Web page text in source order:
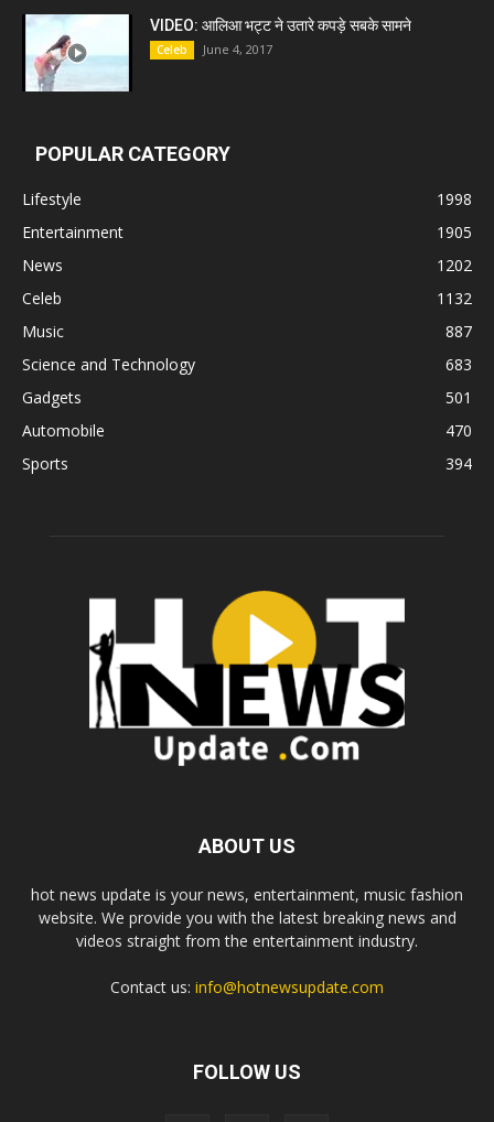
VIDEO: आलिआ भट्ट ने उतारे कपड़े सबके सामने
Celeb June 4, 2017
POPULAR CATEGORY
Lifestyle
1998
Entertainment
1905
News
1202
Celeb
1132
Music
887
Science and Technology
683
Gadgets
501
Automobile
470
Sports
394
ABOUT US
hot news update is your news, entertainment, music fashion
website. We provide you with the latest breaking news and
videos straight from the entertainment industry.
Contact us: info@hotnewsupdate.com
FOLLOW US